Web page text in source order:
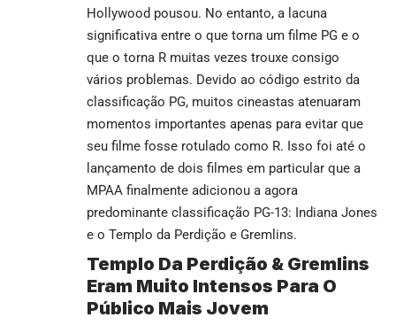
Hollywood pousou. No entanto, a lacuna
significativa entre o que torna um filme PG e o
que o torna R muitas vezes trouxe consigo
vários problemas. Devido ao código estrito da
classificação PG, muitos cineastas atenuaram
momentos importantes apenas para evitar que
seu filme fosse rotulado como R. Isso foi até o
lançamento de dois filmes em particular que a
MPAA finalmente adicionou a agora
predominante classificação PG-13: Indiana Jones
e o Templo da Perdição e Gremlins.
Templo Da Perdição & Gremlins
Eram Muito Intensos Para O
Público Mais Jovem